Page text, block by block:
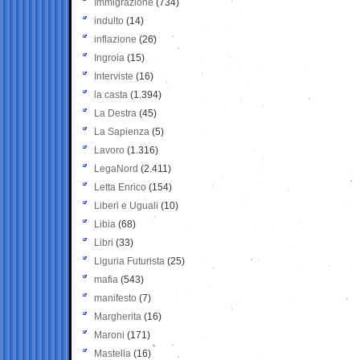
Immigrazione (734)
indulto (14)
inflazione (26)
Ingroia (15)
Interviste (16)
la casta (1.394)
La Destra (45)
La Sapienza (5)
Lavoro (1.316)
LegaNord (2.411)
Letta Enrico (154)
Liberi e Uguali (10)
Libia (68)
Libri (33)
Liguria Futurista (25)
mafia (543)
manifesto (7)
Margherita (16)
Maroni (171)
Mastella (16)